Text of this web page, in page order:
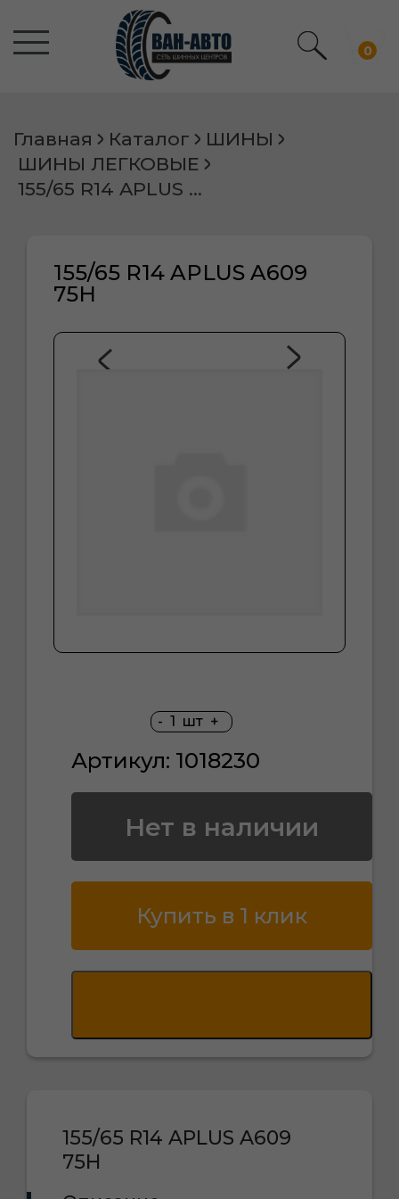
0
Главная Каталог
ШИНЫ
ШИНЫ ЛЕГКОВЫЕ
155/65 R14 APLUS A609 75H
155/65 R14 APLUS A609
75H
- 1 шт +
Артикул: 1018230
Нет в наличии
Купить в 1 клик
155/65 R14 APLUS A609
75H